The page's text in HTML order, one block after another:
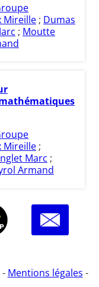
Mireille ; Dumas
; Moutte
Mireille ;
Marc ;
Armand
- Mentions légales -